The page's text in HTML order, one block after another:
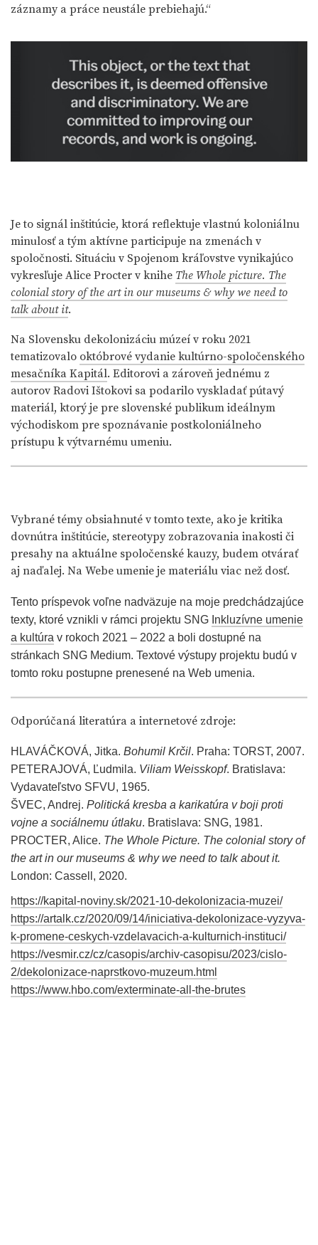
záznamy a práce neustále prebiehajú.“
Je to signál inštitúcie, ktorá reflektuje vlastnú koloniálnu
minulosť a tým aktívne participuje na zmenách v
spoločnosti. Situáciu v Spojenom kráľovstve vynikajúco
vykresľuje Alice Procter v knihe The Whole picture. The
colonial story of the art in our museums & why we need to
talk about it.
Na Slovensku dekolonizáciu múzeí v roku 2021
tematizovalo októbrové vydanie kultúrno-spoločenského
mesačníka Kapitál. Editorovi a zároveň jednému z
autorov Radovi Ištokovi sa podarilo vyskladať pútavý
materiál, ktorý je pre slovenské publikum ideálnym
východiskom pre spoznávanie postkoloniálneho
prístupu k výtvarnému umeniu.
Vybrané témy obsiahnuté v tomto texte, ako je kritika
dovnútra inštitúcie, stereotypy zobrazovania inakosti či
presahy na aktuálne spoločenské kauzy, budem otvárať
aj naďalej. Na Webe umenie je materiálu viac než dosť.
Tento príspevok voľne nadväzuje na moje predchádzajúce
texty, ktoré vznikli v rámci projektu SNG Inkluzívne umenie
a kultúra v rokoch 2021 – 2022 a boli dostupné na
stránkach SNG Medium. Textové výstupy projektu budú v
tomto roku postupne prenesené na Web umenia.
Odporúčaná literatúra a internetové zdroje:
HLAVÁČKOVÁ, Jitka. Bohumil Krčil. Praha: TORST, 2007.
PETERAJOVÁ, Ľudmila. Viliam Weisskopf. Bratislava:
Vydavateľstvo SFVU, 1965.
ŠVEC, Andrej. Politická kresba a karikatúra v boji proti
vojne a sociálnemu útlaku. Bratislava: SNG, 1981.
PROCTER, Alice. The Whole Picture. The colonial story of
the art in our museums & why we need to talk about it.
London: Cassell, 2020.
https://kapital-noviny.sk/2021-10-dekolonizacia-muzei/
https://artalk.cz/2020/09/14/iniciativa-dekolonizace-vyzyva-
k-promene-ceskych-vzdelavacich-a-kulturnich-instituci/
https://vesmir.cz/cz/casopis/archiv-casopisu/2023/cislo-
2/dekolonizace-naprstkovo-muzeum.html
https://www.hbo.com/exterminate-all-the-brutes